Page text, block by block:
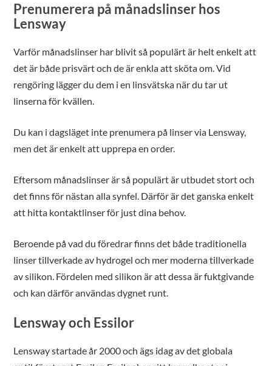
Prenumerera på månadslinser hos
Lensway
Varför månadslinser har blivit så populärt är helt enkelt att
det är både prisvärt och de är enkla att sköta om. Vid
rengöring lägger du dem i en linsvätska när du tar ut
linserna för kvällen.
Du kan i dagsläget inte prenumera på linser via Lensway,
men det är enkelt att upprepa en order.
Eftersom månadslinser är så populärt är utbudet stort och
det finns för nästan alla synfel. Därför är det ganska enkelt
att hitta kontaktlinser för just dina behov.
Beroende på vad du föredrar finns det både traditionella
linser tillverkade av hydrogel och mer moderna tillverkade
av silikon. Fördelen med silikon är att dessa är fuktgivande
och kan därför användas dygnet runt.
Lensway och Essilor
Lensway startade år 2000 och ägs idag av det globala